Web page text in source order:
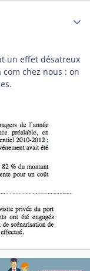
un effet désatreux
chez nous : on